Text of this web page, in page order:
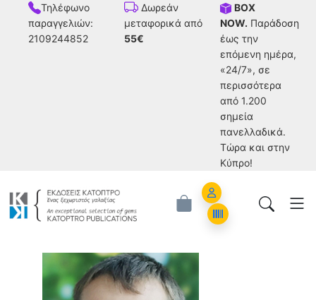
Τηλέφωνο
παραγγελιών:
2109244852
Δωρεάν
μεταφορικά από
55€
BOX
NOW. Παράδοση
έως την
επόμενη ημέρα,
«24/7», σε
περισσότερα
από 1.200
σημεία
πανελλαδικά.
Tώρα και στην
Κύπρο!
Account
Orders
Alex Townsend